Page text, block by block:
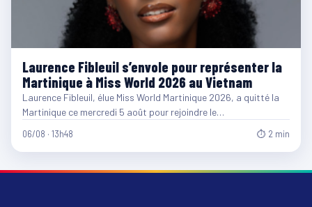
Laurence Fibleuil s’envole pour représenter la
Martinique à Miss World 2026 au Vietnam
Laurence Fibleuil, élue Miss World Martinique 2026, a quitté la
Martinique ce mercredi 5 août pour rejoindre le…
06/08 · 13h48 ⏱ 2 min